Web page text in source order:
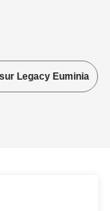
Legacy Euminia